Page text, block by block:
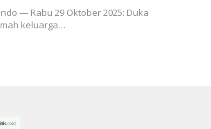
— Rabu 29 Oktober 2025: Duka
keluarga…